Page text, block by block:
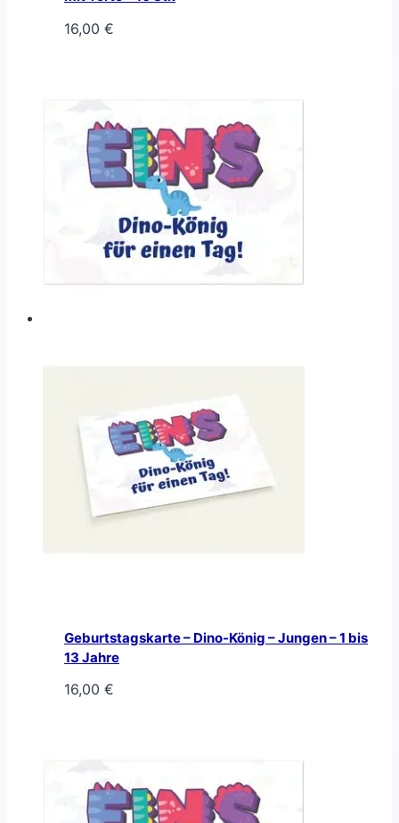
16,00 €
Geburtstagskarte – Dino-König – Jungen – 1 bis
13 Jahre
16,00 €